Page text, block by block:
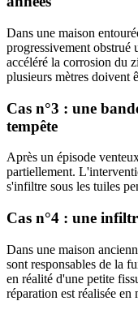
Dans une maison
progressivement obstrué
accéléré la corrosion du
plusieurs mètres doivent
Cas n°3 : une
tempête
Après un épisode
partiellement.
s'infiltre sous les tuiles
Cas n°4 : une
Dans une maison
sont responsables de la
en réalité d'une petite
réparation est réalisée en